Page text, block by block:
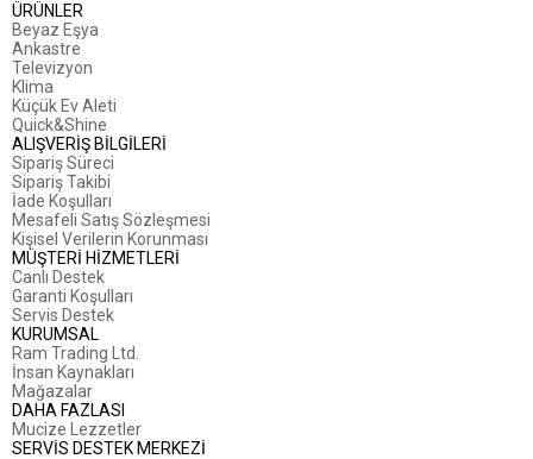
ÜRÜNLER
Beyaz Eşya
Ankastre
Televizyon
Klima
Küçük Ev Aleti
Quick&Shine
ALIŞVERİŞ BİLGİLERİ
Sipariş Süreci
Sipariş Takibi
İade Koşulları
Mesafeli Satış Sözleşmesi
Kişisel Verilerin Korunması
MÜŞTERİ HİZMETLERİ
Canlı Destek
Garanti Koşulları
Servis Destek
KURUMSAL
Ram Trading Ltd.
İnsan Kaynakları
Mağazalar
DAHA FAZLASI
Mucize Lezzetler
SERVİS DESTEK MERKEZİ